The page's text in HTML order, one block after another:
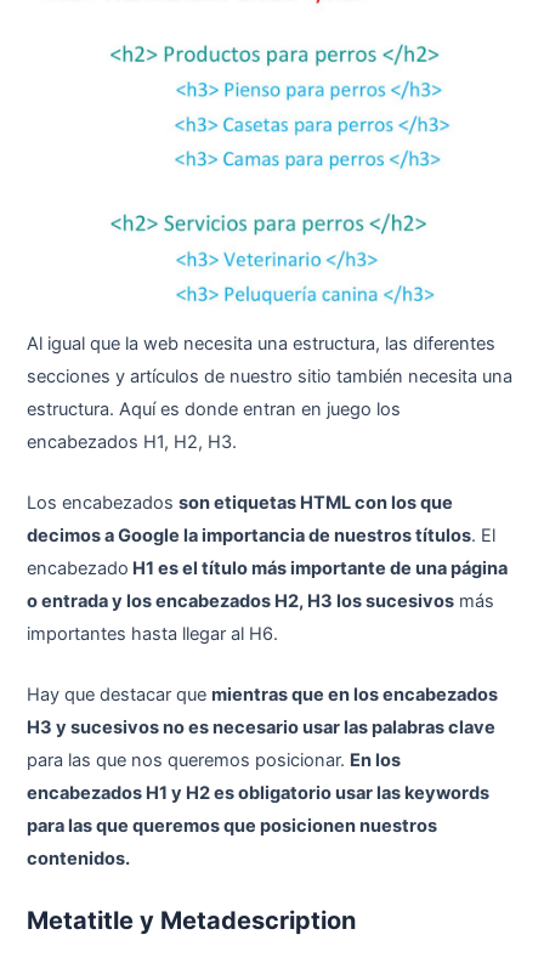
Al igual que la web necesita una estructura, las diferentes
secciones y artículos de nuestro sitio también necesita una
estructura. Aquí es donde entran en juego los
encabezados H1, H2, H3.
Los encabezadosson etiquetas HTML con los que
decimos a Google la importancia de nuestros títulos. El
encabezado H1 es el título más importante de una página
o entrada y los encabezados H2, H3 los sucesivos más
importantes hasta llegar al H6.
Hay que destacar quemientras que en los encabezados
H3 y sucesivos no es necesario usar las palabras clave
para las que nos queremos posicionar. En los
encabezados H1 y H2 es obligatorio usar las keywords
para las que queremos que posicionen nuestros
contenidos.
Metatitle y Metadescription